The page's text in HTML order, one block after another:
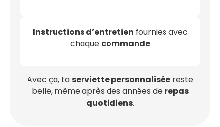
Instructions d’entretien fournies avec
chaque commande
Avec ça, ta serviette personnalisée reste
belle, même après des années de repas
quotidiens.